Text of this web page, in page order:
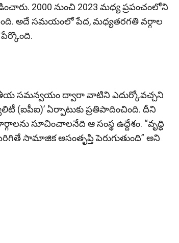
2000 నుంచి 2023 మధ్య ప్రపంచంలోని
అదే సమయంలో పేద, మధ్యతరగతి వర్గాల
సమన్వయం ద్వారా వాటిని ఎదుర్కోవచ్చని
(ఐపీఐ)’ ఏర్పాటుకు ప్రతిపాదించింది. దీని
సూచించాలనేది ఆ సంస్థ ఉద్దేశం. “వృద్ధి
సామాజిక అసంతృప్తి పెరుగుతుంది” అని